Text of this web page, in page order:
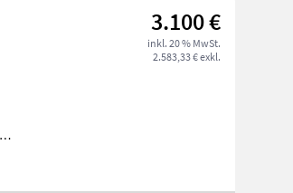
3.100 €
inkl. 20 % MwSt.
2.583,33 € exkl.